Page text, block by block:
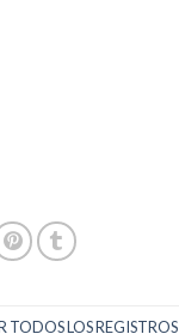
TODOS LOS REGISTROS